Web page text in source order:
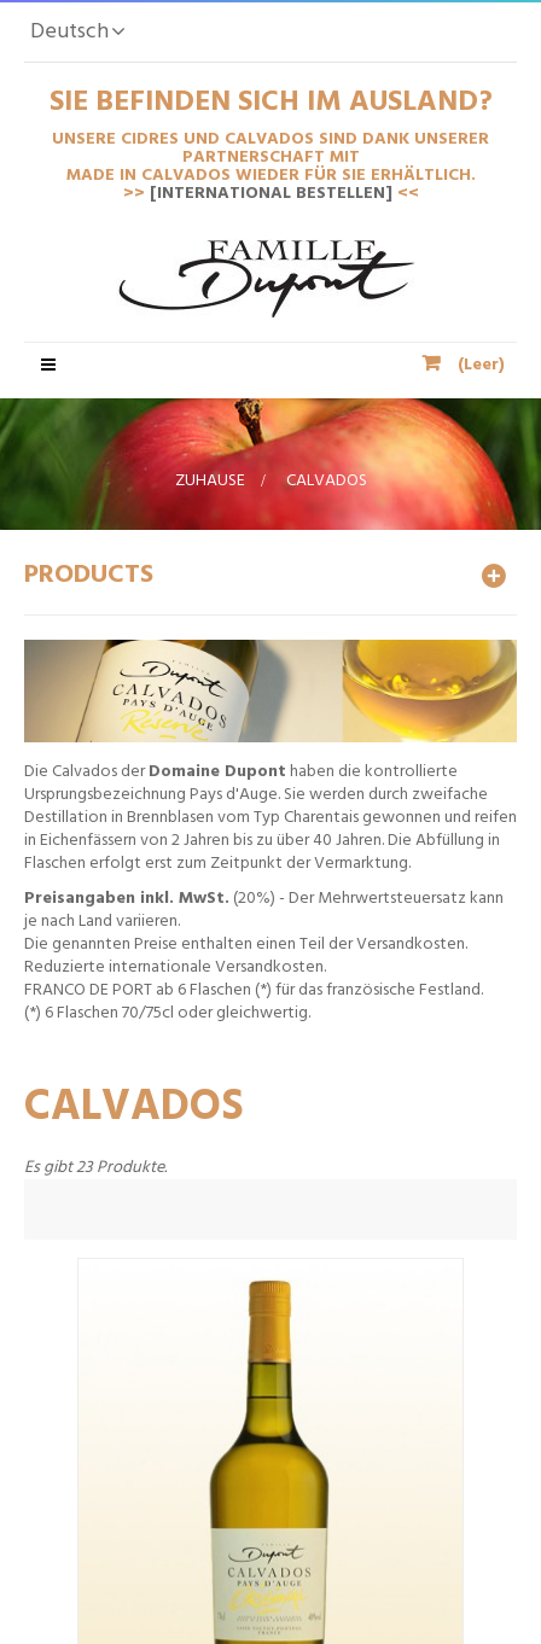
Deutsch
SIE BEFINDEN SICH IM AUSLAND?
UNSERE CIDRES UND CALVADOS SIND DANK UNSERER
PARTNERSCHAFT MIT
MADE IN CALVADOS WIEDER FÜR SIE ERHÄLTLICH.
>> [INTERNATIONAL BESTELLEN] <<
(Leer)
Toggle-
ZUHAUSE > CALVADOS
PRODUCTS
Die Calvados derDomaine Duponthaben die kontrollierte
Ursprungsbezeichnung Pays d'Auge. Sie werden durch zweifache
Destillation in Brennblasen vom Typ Charentais gewonnen und reifen
in Eichenfässern von 2 Jahren bis zu über 40 Jahren. Die Abfüllung in
Flaschen erfolgt erst zum Zeitpunkt der Vermarktung.
Preisangaben inkl. MwSt. (20%) - Der Mehrwertsteuersatz kann
je nach Land variieren.
Die genannten Preise enthalten einen Teil der Versandkosten.
Reduzierte internationale Versandkosten.
FRANCO DE PORT ab 6 Flaschen (*) für das französische Festland.
(*) 6 Flaschen 70/75cl oder gleichwertig.
CALVADOS
Es gibt 23 Produkte.